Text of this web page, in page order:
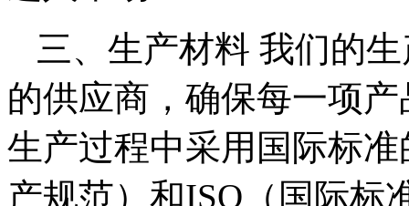
三、生产材料 我们的
的供应商，确保每一项
生产过程中采用国际标
产规范）和ISO（国际标